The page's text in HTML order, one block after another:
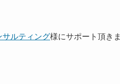
サルティング様にサポート頂きま